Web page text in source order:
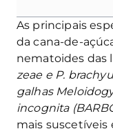
As principais
da cana-de-
nematoides das
zeae e P.
galhas
incognita
mais suscetíveis